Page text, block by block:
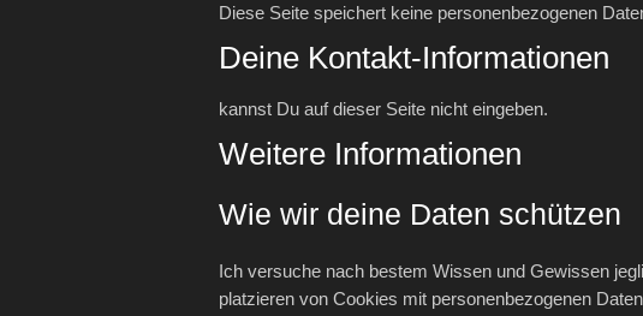
Diese Seite speichert keine personenbezogenen
Deine Kontakt-Informationen
kannst Du auf dieser Seite nicht eingeben.
Weitere Informationen
Wie wir deine Daten schützen
Ich versuche nach bestem Wissen und Gewissen
platzieren von Cookies mit personenbezogenen